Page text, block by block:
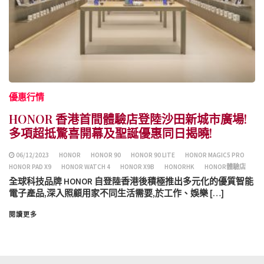
優惠行情
HONOR 香港首間體驗店登陸沙田新城市廣場!
多項超抵驚喜開幕及聖誕優惠同日揭曉!
06/12/2023 HONOR HONOR 90 HONOR 90 LITE
HONOR MAGIC5 PRO
HONOR PAD X9
HONOR WATCH 4 HONOR X9B HONORHK HONOR體驗店
全球科技品牌 HONOR 自登陸香港後積極推出多元化的優質智能
電子產品,深入照顧用家不同生活需要,於工作、娛樂 […]
閱讀更多